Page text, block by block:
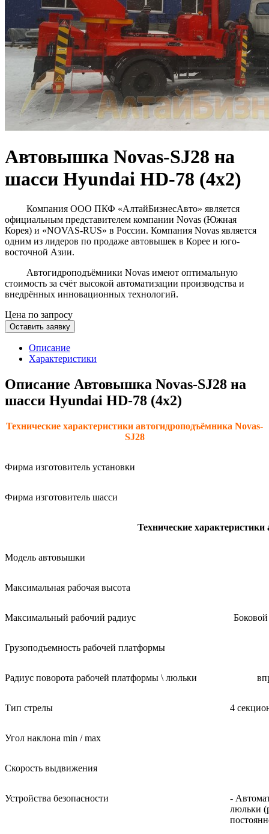
Автовышка Novas-SJ28 на
шасси Hyundai HD-78 (4х2)
Компания ООО ПКФ «АлтайБизнесАвто» является
официальным представителем компании Novas (Южная
Корея) и «NOVAS-RUS» в России. Компания Novas является
одним из лидеров по продаже автовышек в Корее и юго-
восточной Азии.
Автогидроподъёмники Novas имеют оптимальную
стоимость за счёт высокой автоматизации производства и
внедрённых инновационных технологий.
Цена по запросу
Оставить заявку
Описание
Характеристики
Описание Автовышка Novas-SJ28 на
шасси Hyundai HD-78 (4х2)
Технические характеристики автогидроподъёмника Novas-
SJ28
Фирма изготовитель установки
Фирма изготовитель шасси
Технические
Модель автовышки
Максимальная рабочая высота
Максимальный рабочий радиус
Грузоподъемность рабочей платформы
Радиус поворота рабочей платформы \ люльки
Тип стрелы 4
Угол наклона min / max
Скорость выдвижения
Устройства безопасности
-
люльки